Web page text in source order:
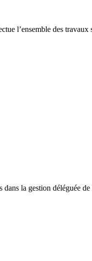
l’ensemble des
la gestion déléguée